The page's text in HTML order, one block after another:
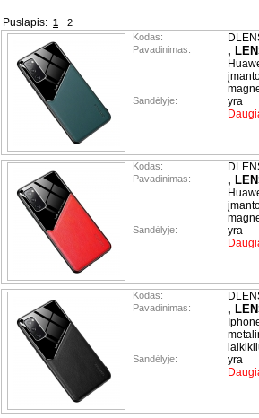
Puslapis: 1
2
Kodas:
Pavadinimas: ,
Sandėlyje:
yra
Kodas:
Pavadinimas: ,
Sandėlyje:
yra
Kodas:
Pavadinimas: ,
Sandėlyje:
yra